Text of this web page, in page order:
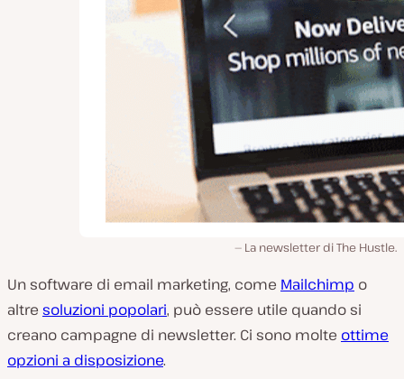
La newsletter di The Hustle.
Un software di email marketing, come Mailchimp o
altre soluzioni popolari, può essere utile quando si
creano campagne di newsletter. Ci sono molte ottime
opzioni a disposizione.